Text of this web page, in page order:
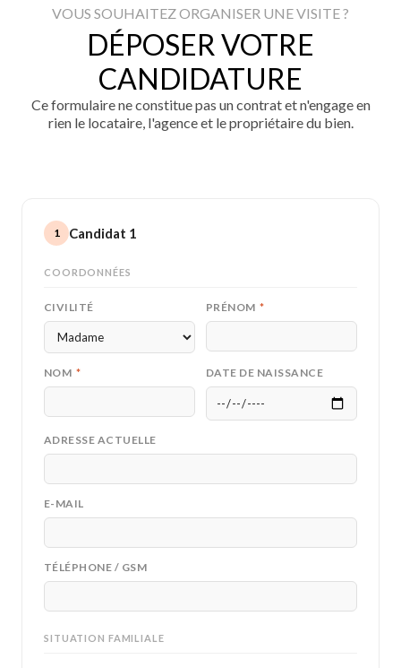
VOUS SOUHAITEZ ORGANISER UNE VISITE ?
DÉPOSER VOTRE
CANDIDATURE
Ce formulaire ne constitue pas un contrat et n'engage en
rien le locataire, l'agence et le propriétaire du bien.
1 Candidat 1
COORDONNÉES
CIVILITÉ PRÉNOM *
NOM * DATE DE NAISSANCE
ADRESSE ACTUELLE
E-MAIL
TÉLÉPHONE / GSM
SITUATION FAMILIALE